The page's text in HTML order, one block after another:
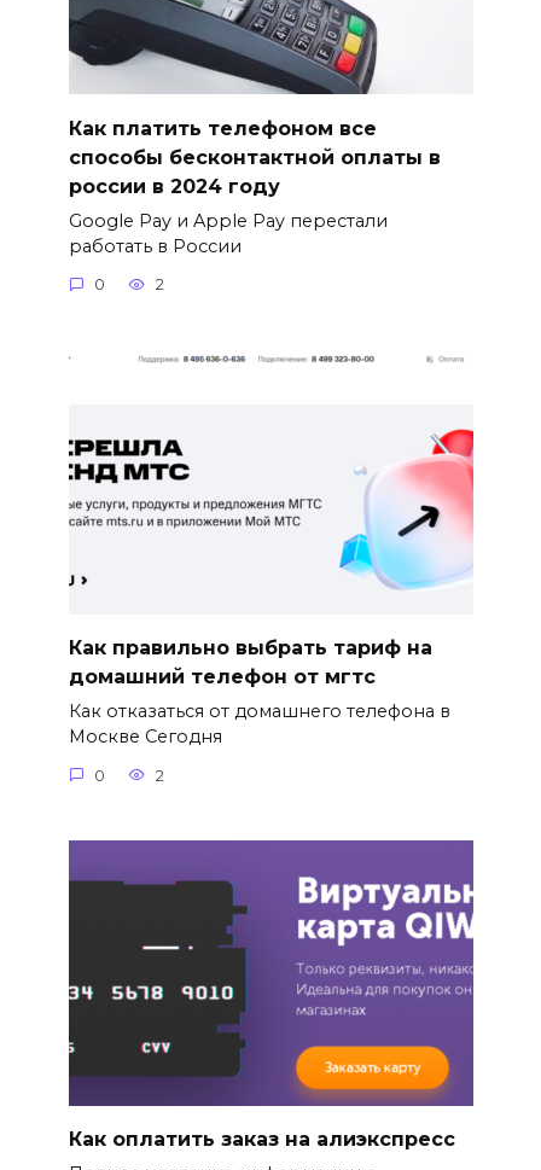
Как платить телефоном все
способы бесконтактной оплаты в
россии в 2024 году
Google Pay и Apple Pay перестали
работать в России
0 2
Как правильно выбрать тариф на
домашний телефон от мгтс
Как отказаться от домашнего телефона в
Москве Сегодня
0 2
Как оплатить заказ на алиэкспресс